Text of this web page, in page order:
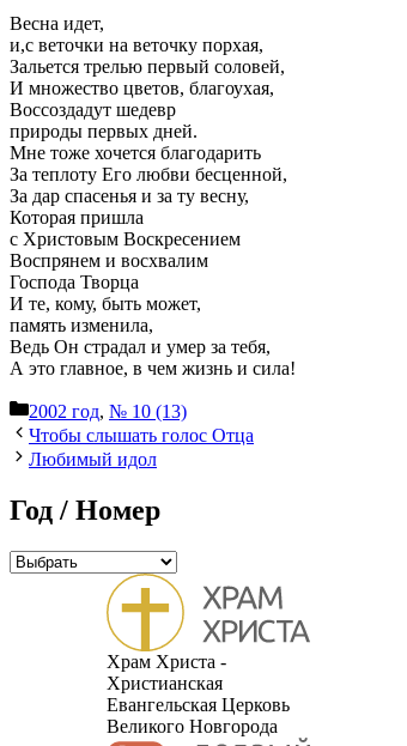
Вес­на идет,
и,с веточ­ки на веточ­ку пор­хая,
Зальет­ся тре­лью пер­вый соло­вей,
И мно­же­ство цве­тов, бла­го­ухая,
Вос­со­зда­дут шедевр
при­ро­ды пер­вых дней.
Мне тоже хочет­ся бла­го­да­рить
За теп­ло­ту Его люб­ви бес­цен­ной,
За дар спа­се­нья и за ту вес­ну,
Кото­рая при­шла
с Хри­сто­вым Вос­кре­се­ни­ем
Вос­пря­нем и вос­хва­лим
Гос­по­да Твор­ца
И те, кому, быть может,
память изме­ни­ла,
Ведь Он стра­дал и умер за тебя,
А это глав­ное, в чем жизнь и сила!
Рубрики
2002 год, № 10 (13)
Что­бы слы­шать голос Отца
Люби­мый идол
Год / Номер
Храм Христа -
Христианская
Евангельская Церковь
Великого Новгорода